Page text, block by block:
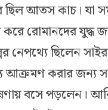
আতস কাচ। যা
করে রোমানদের
ছিলেন
আক্রমণ করার জন্য
বসে পড়লেন।